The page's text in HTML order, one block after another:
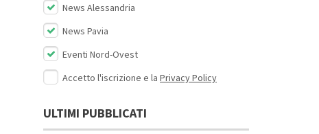
News Alessandria
News Pavia
Eventi Nord-Ovest
Accetto l'iscrizione e la Privacy Policy
ULTIMI PUBBLICATI